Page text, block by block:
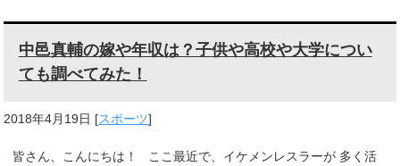
中邑真輔の嫁や年収は？子供や高校や大学につい
ても調べてみた！
2018年4月19日 [スポーツ]
皆さん、こんにちは！ ここ最近で、イケメンレスラーが 多く活